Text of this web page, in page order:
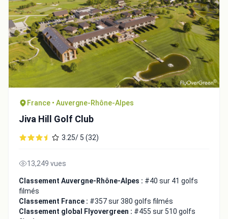
France • Auvergne-Rhône-Alpes
Jiva Hill Golf Club
3.25/ 5 (32)
13,249 vues
Classement Auvergne-Rhône-Alpes : #40 sur 41 golfs
filmés
Classement France : #357 sur 380 golfs filmés
Classement global Flyovergreen : #455 sur 510 golfs